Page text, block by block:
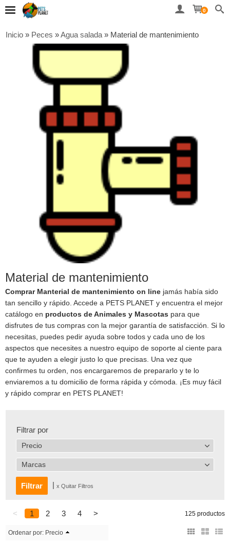
0
Inicio » Peces »Agua salada » Material de mantenimiento
Material de mantenimiento
Comprar Manterial de mantenimiento on line jamás había sido
tan sencillo y rápido. Accede a PETS PLANET y encuentra el mejor
catálogo en productos de Animales y Mascotas para que
disfrutes de tus compras con la mejor garantía de satisfacción. Si lo
necesitas, puedes pedir ayuda sobre todos y cada uno de los
aspectos que necesites a nuestro equipo de soporte al ciente para
que te ayuden a elegir justo lo que precisas. Una vez que
confirmes tu orden, nos encargaremos de prepararlo y te lo
enviaremos a tu domicilio de forma rápida y cómoda. ¡Es muy fácil
y rápido comprar en PETS PLANET!
Filtrar por
Precio
Marcas
x Quitar Filtros
< 1 2 3 4 > 125 productos
Ordenar por: Precio